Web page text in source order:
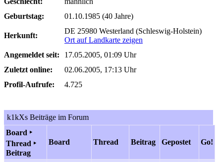
Geburtstag:
01.10.1985 (40 Jahre)
Herkunft:
DE 25980 Westerland (Schleswig-Holstein)
Ort auf Landkarte zeigen
Angemeldet seit:
17.05.2005, 01:09 Uhr
Zuletzt online:
02.06.2005, 17:13 Uhr
Profil-Aufrufe:
4.725
k1kXs Beiträge im Forum
Board ‣
Thread ‣
Beitrag
Board Thread Beitrag Gepostet Go!